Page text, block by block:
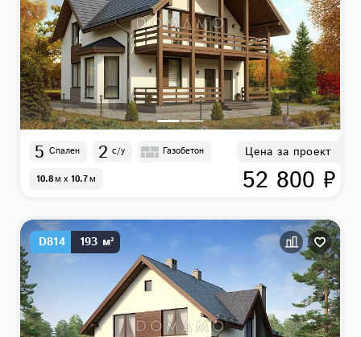
5 Спален 2 с/у Газобетон
10.8м x 10.7м
Цена за проект
52 800 ₽
D814 193 м²